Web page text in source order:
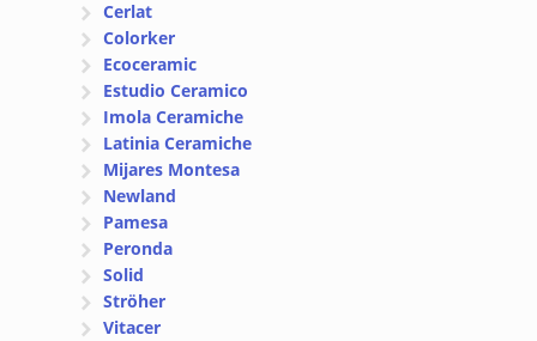
Cerlat
Colorker
Ecoceramic
Estudio Ceramico
Imola Ceramiche
Latinia Ceramiche
Mijares Montesa
Newland
Pamesa
Peronda
Solid
Ströher
Vitacer